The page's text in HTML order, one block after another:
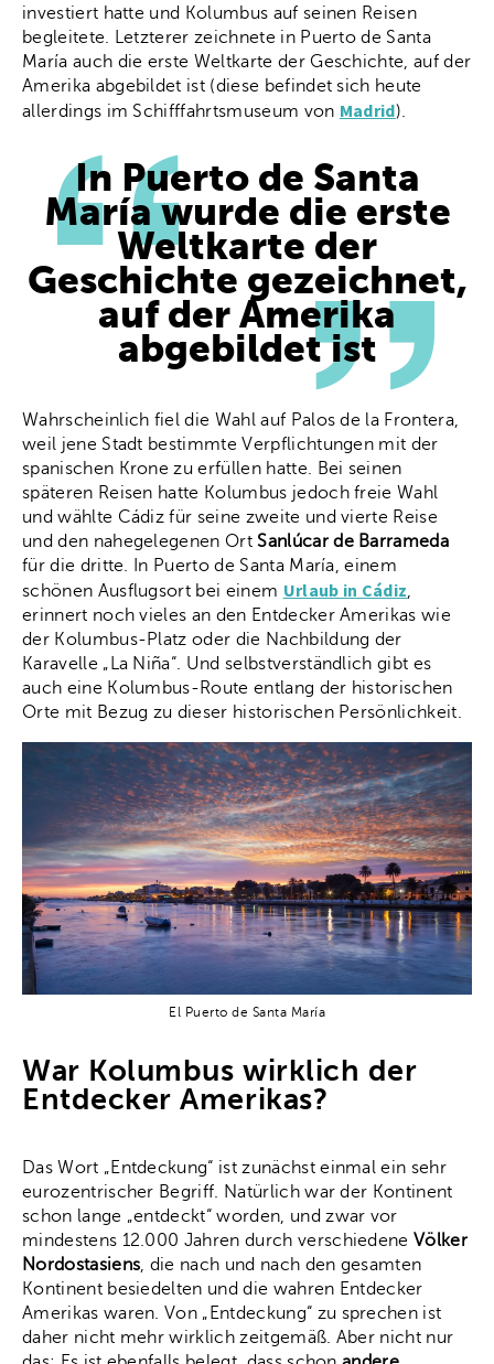
investiert hatte und Kolumbus auf seinen Reisen
begleitete. Letzterer zeichnete in Puerto de Santa
María auch die erste Weltkarte der Geschichte, auf der
Amerika abgebildet ist (diese befindet sich heute
allerdings im Schifffahrtsmuseum von Madrid).
In Puerto de Santa
María wurde die erste
Weltkarte der
Geschichte gezeichnet,
auf der Amerika
abgebildet ist
Wahrscheinlich fiel die Wahl auf Palos de la Frontera,
weil jene Stadt bestimmte Verpflichtungen mit der
spanischen Krone zu erfüllen hatte. Bei seinen
späteren Reisen hatte Kolumbus jedoch freie Wahl
und wählte Cádiz für seine zweite und vierte Reise
und den nahegelegenen OrtSanlúcar de Barrameda
für die dritte. In Puerto de Santa María, einem
schönen Ausflugsort bei einem Urlaub in Cádiz,
erinnert noch vieles an den Entdecker Amerikas wie
der Kolumbus-Platz oder die Nachbildung der
Karavelle „La Niña“. Und selbstverständlich gibt es
auch eine Kolumbus-Route entlang der historischen
Orte mit Bezug zu dieser historischen Persönlichkeit.
El Puerto de Santa María
War Kolumbus wirklich der
Entdecker Amerikas?
Das Wort „Entdeckung“ ist zunächst einmal ein sehr
eurozentrischer Begriff. Natürlich war der Kontinent
schon lange „entdeckt“ worden, und zwar vor
mindestens 12.000 Jahren durch verschiedeneVölker
Nordostasiens, die nach und nach den gesamten
Kontinent besiedelten und die wahren Entdecker
Amerikas waren. Von „Entdeckung“ zu sprechen ist
daher nicht mehr wirklich zeitgemäß. Aber nicht nur